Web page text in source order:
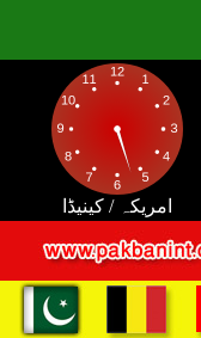
امریکہ / کینیڈا